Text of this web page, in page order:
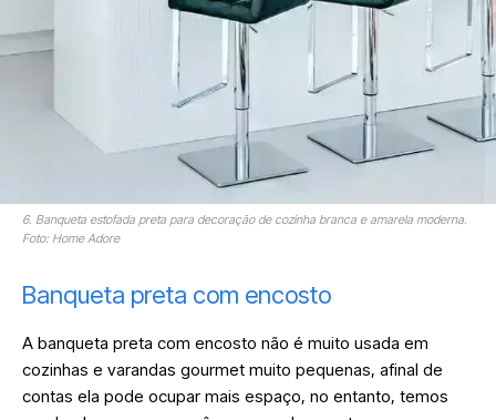
6. Banqueta estofada preta para decoração de cozinha branca e amarela moderna.
Foto: Home Adore
Banqueta preta com encosto
A banqueta preta com encosto não é muito usada em
cozinhas e varandas gourmet muito pequenas, afinal de
contas ela pode ocupar mais espaço, no entanto, temos